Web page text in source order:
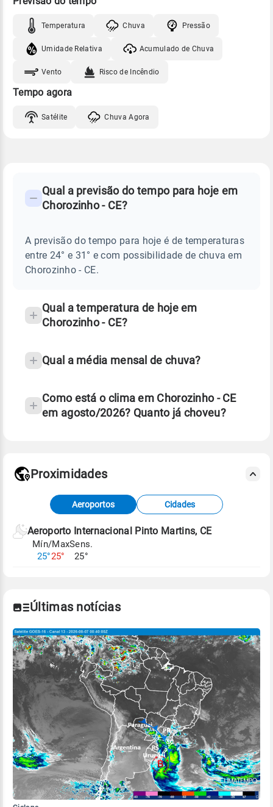
Temperatura Chuva Pressão
Umidade Relativa Acumulado de Chuva
Vento Risco de Incêndio
Tempo agora
Satélite Chuva Agora
PREVISÃO
TEMPO
CHOROZINHO
Perguntas
sobre
chuva
Qual a previsão do tempo para hoje em
Chorozinho - CE?
A previsão do tempo para hoje é de temperaturas
entre 24° e 31° e com possibilidade de chuva em
Chorozinho - CE.
Qual a temperatura de hoje em
Chorozinho - CE?
Qual a média mensal de chuva?
Como está o clima em Chorozinho - CE
em agosto/2026? Quanto já choveu?
Fonte: dados combinados de estações
meteorológicas e satélite do Centro de Previsão
de Tempo e Estudos Climáticos (CPTEC).
Para obter mais informações sobre os dados
Proximidades
Aeroportos Cidades
Aeroporto Internacional Pinto Martins, CE
Mín/Max
25°25°
Sens.
25°
Últimas notícias